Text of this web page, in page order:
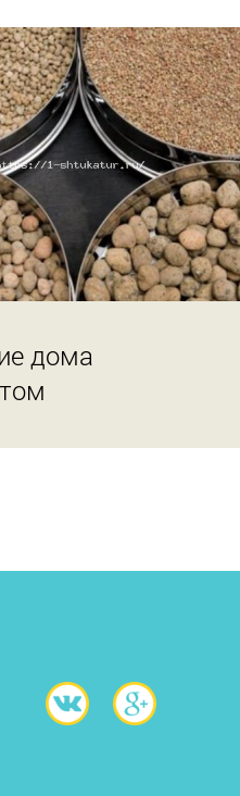
дома